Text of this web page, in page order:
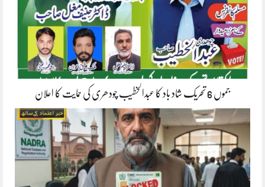
جموں 6 تحریک شاد باد کا عبدالخطیب چودھری کی حمایت کا اعلان